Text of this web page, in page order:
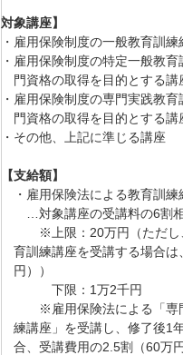
象講座】
用保険制度の一般教育訓練
用保険制度の特定一般教育
門資格の取得を目的とする講
用保険制度の専門実践教育
門資格の取得を目的とする講
の他、上記に準じる講座
【支給額】
・雇用保険法による教育訓練
…対象講座の受講料の6割
※上限：20万円（ただし、
育訓練講座を受講する場合
円））
下限：1万2千円
※雇用保険法による「専門
練講座」を受講し、修了後1
合、受講費用の2.5割（60万